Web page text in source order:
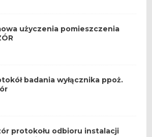
użyczenia pomieszczenia
badania wyłącznika ppoż.
protokołu odbioru instalacji